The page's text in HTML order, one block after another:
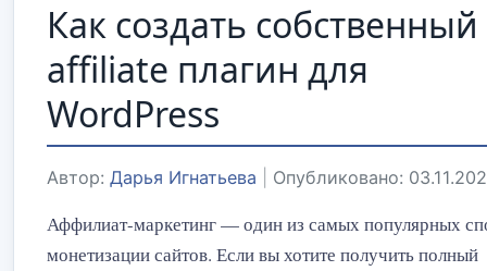
Как создать собственный
affiliate плагин для
WordPress
Автор: Дарья Игнатьева Опубликовано:
Аффилиат-маркетинг — один из самых популярных
монетизации сайтов. Если вы хотите получить полный